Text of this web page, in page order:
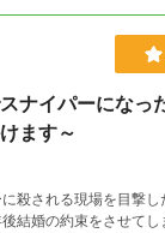
ナイパーになっ
ます～
殺される現場を目撃し
結婚の約束をさせて